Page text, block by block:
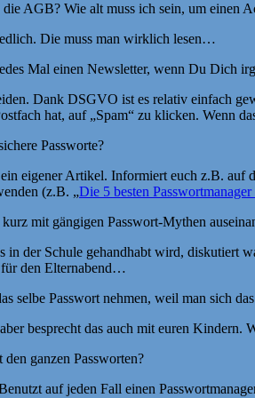
die AGB? Wie alt muss ich sein, um einen
Die muss man wirklich lesen…
Mal einen Newsletter, wenn Du Dich
Dank DSGVO ist es relativ einfach
hat, auf „Spam“ zu klicken. Wenn
Passworte?
eigener Artikel. Informiert euch z.B. auf
(z.B. „Die 5 besten
mit gängigen Passwort-Mythen
in der Schule gehandhabt wird, diskutiert
den Elternabend…
selbe Passwort nehmen, weil man sich
besprecht das auch mit euren Kindern.
ganzen Passworten?
auf jeden Fall einen